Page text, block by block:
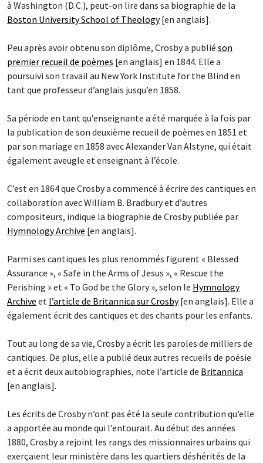
à Washington (D.C.), peut-on lire dans sa biographie de la
Boston University School of Theology[en anglais].
Peu après avoir obtenu son diplôme, Crosby a publié son
premier recueil de poèmes [en anglais] en 1844. Elle a
poursuivi son travail au New York Institute for the Blind en
tant que professeur d’anglais jusqu’en 1858.
Sa période en tant qu’enseignante a été marquée à la fois par
la publication de son deuxième recueil de poèmes en 1851 et
par son mariage en 1858 avec Alexander Van Alstyne, qui était
également aveugle et enseignant à l’école.
C’est en 1864 que Crosby a commencé à écrire des cantiques en
collaboration avec William B. Bradbury et d’autres
compositeurs, indique la biographie de Crosby publiée par
Hymnology Archive [en anglais].
Parmi ses cantiques les plus renommés figurent « Blessed
Assurance », « Safe in the Arms of Jesus », « Rescue the
Perishing » et « To God be the Glory », selon le Hymnology
Archive et l’article de Britannica sur Crosby[en anglais]. Elle a
également écrit des cantiques et des chants pour les enfants.
Tout au long de sa vie, Crosby a écrit les paroles de milliers de
cantiques. De plus, elle a publié deux autres recueils de poésie
et a écrit deux autobiographies, note l’article de Britannica
[en anglais].
Les écrits de Crosby n’ont pas été la seule contribution qu’elle
a apportée au monde qui l’entourait. Au début des années
1880, Crosby a rejoint les rangs des missionnaires urbains qui
exerçaient leur ministère dans les quartiers déshérités de la